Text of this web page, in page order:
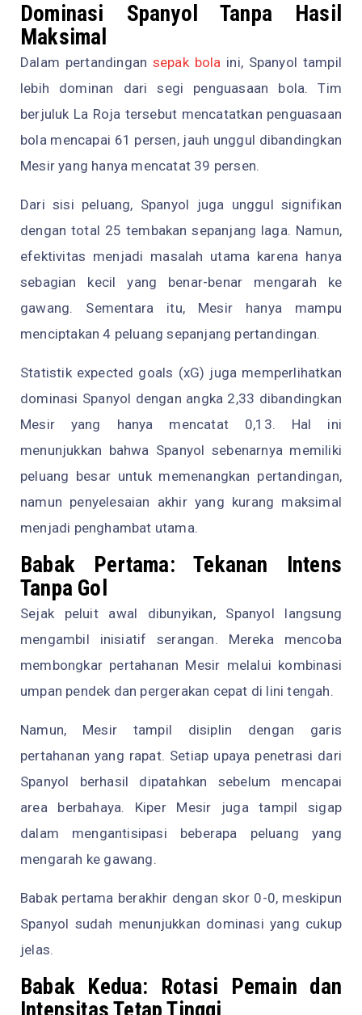
Dominasi Spanyol Tanpa Hasil
Maksimal
Dalam pertandingan sepak bola ini, Spanyol tampil
lebih dominan dari segi penguasaan bola. Tim
berjuluk La Roja tersebut mencatatkan penguasaan
bola mencapai 61 persen, jauh unggul dibandingkan
Mesir yang hanya mencatat 39 persen.
Dari sisi peluang, Spanyol juga unggul signifikan
dengan total 25 tembakan sepanjang laga. Namun,
efektivitas menjadi masalah utama karena hanya
sebagian kecil yang benar-benar mengarah ke
gawang. Sementara itu, Mesir hanya mampu
menciptakan 4 peluang sepanjang pertandingan.
Statistik expected goals (xG) juga memperlihatkan
dominasi Spanyol dengan angka 2,33 dibandingkan
Mesir yang hanya mencatat 0,13. Hal ini
menunjukkan bahwa Spanyol sebenarnya memiliki
peluang besar untuk memenangkan pertandingan,
namun penyelesaian akhir yang kurang maksimal
menjadi penghambat utama.
Babak Pertama: Tekanan Intens
Tanpa Gol
Sejak peluit awal dibunyikan, Spanyol langsung
mengambil inisiatif serangan. Mereka mencoba
membongkar pertahanan Mesir melalui kombinasi
umpan pendek dan pergerakan cepat di lini tengah.
Namun, Mesir tampil disiplin dengan garis
pertahanan yang rapat. Setiap upaya penetrasi dari
Spanyol berhasil dipatahkan sebelum mencapai
area berbahaya. Kiper Mesir juga tampil sigap
dalam mengantisipasi beberapa peluang yang
mengarah ke gawang.
Babak pertama berakhir dengan skor 0-0, meskipun
Spanyol sudah menunjukkan dominasi yang cukup
jelas.
Babak Kedua: Rotasi Pemain dan